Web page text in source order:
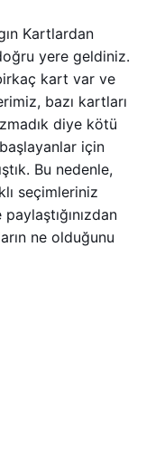
Kartlardan
yere geldiniz.
kart var ve
bazı kartları
diye kötü
için
Bu nedenle,
seçimleriniz
ne olduğunu